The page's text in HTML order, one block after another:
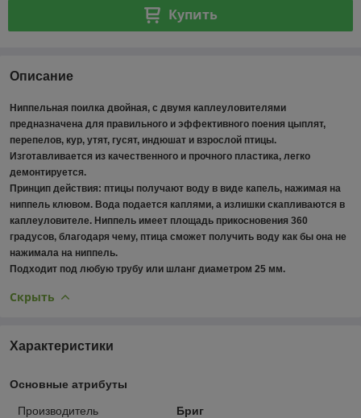
Купить
Описание
Ниппельная поилка двойная, с двумя каплеуловителями
предназначена для правильного и эффективного поения цыплят,
перепелов, кур, утят, гусят, индюшат и взрослой птицы.
Изготавливается из качественного и прочного пластика, легко
демонтируется.
Принцип действия: птицы получают воду в виде капель, нажимая на
ниппель клювом. Вода подается каплями, а излишки скапливаются в
каплеуловителе. Ниппель имеет площадь прикосновения 360
градусов, благодаря чему, птица сможет получить воду как бы она не
нажимала на ниппель.
Подходит под любую трубу или шланг диаметром 25 мм.
Скрыть
Характеристики
Основные атрибуты
Производитель
Бриг